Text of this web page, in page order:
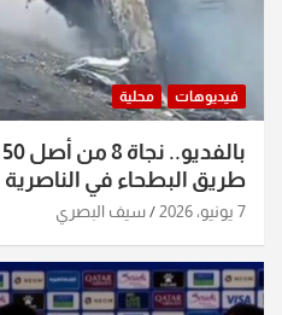
فيديوهات محلية
طريق البطحاء في الناصرية
7 يونيو، 2026 سيف البصري